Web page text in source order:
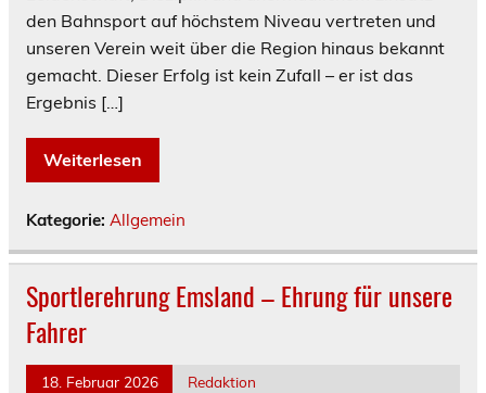
den Bahnsport auf höchstem Niveau vertreten und
unseren Verein weit über die Region hinaus bekannt
gemacht. Dieser Erfolg ist kein Zufall – er ist das
Ergebnis […]
Weiterlesen
Kategorie: Allgemein
Sportlerehrung Emsland – Ehrung für unsere
Fahrer
18. Februar 2026 Redaktion